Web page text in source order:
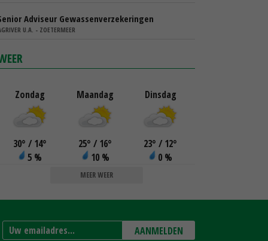
Adviseur Gewassenverzekeringen
U.A. - ZOETERMEER
Zondag
30° / 14°
5 %
Maandag
25° / 16°
10 %
Dinsdag
23° / 12°
0 %
MEER WEER
AANMELDEN